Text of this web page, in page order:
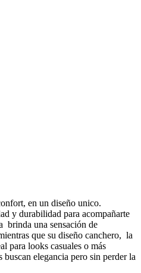
en un diseño unico.
y durabilidad para acompañarte
brinda una sensación de
que su diseño canchero, la
para looks casuales o más
buscan elegancia pero sin perder la